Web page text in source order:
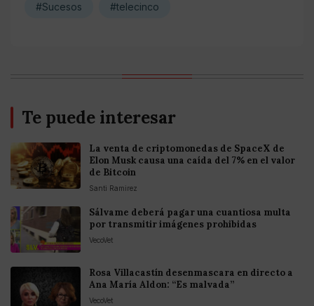
#Sucesos #telecinco
Te puede interesar
La venta de criptomonedas de SpaceX de
Elon Musk causa una caída del 7% en el valor
de Bitcoin
Santi Ramirez
Sálvame deberá pagar una cuantiosa multa
por transmitir imágenes prohibidas
VecoVet
Rosa Villacastín desenmascara en directo a
Ana María Aldon: “Es malvada”
VecoVet